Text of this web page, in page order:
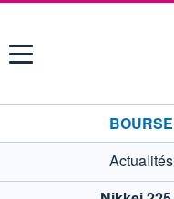
Menu
BOURSE
Actualités